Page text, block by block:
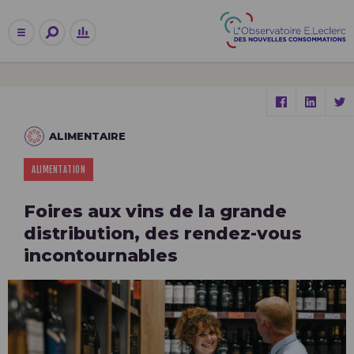
ALIMENTAIRE
ALIMENTATION
Foires aux vins de la grande
distribution, des rendez-vous
incontournables